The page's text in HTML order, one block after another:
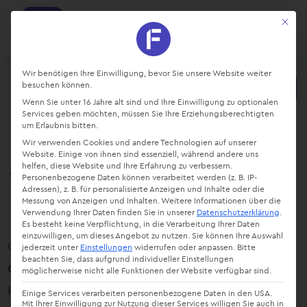
Projekte und Aufgaben managen
Kostenlos - Bei Google Play
Ansehen
Login
Kostenlose Projektvorlagen
für die Öffentliche Verwaltung
ObOZG 2.0 Umsetzungoder zum Thema
Organisation & Personal– mit den kostenlosen
Projekt-Vorlagen in factro kannst Du direkt starten.
Mit
Datenschutz-Präferenz
Wir benötigen Ihre Einwilligung, bevor Sie unsere Website weiter
besuchen können.
Wenn Sie unter 16 Jahre alt sind und Ihre Einwilligung zu optionalen
Services geben möchten, müssen Sie Ihre Erziehungsberechtigten
um Erlaubnis bitten.
Wir verwenden Cookies und andere Technologien auf unserer
Website. Einige von ihnen sind essenziell, während andere uns
helfen, diese Website und Ihre Erfahrung zu verbessern.
Personenbezogene Daten können verarbeitet werden (z. B. IP-
Adressen), z. B. für personalisierte Anzeigen und Inhalte oder die
Messung von Anzeigen und Inhalten.Weitere Informationen über die
Verwendung Ihrer Daten finden Sie in unserer Datenschutzerklärung.
Es besteht keine Verpflichtung, in die Verarbeitung Ihrer Daten
einzuwilligen, um dieses Angebot zu nutzen. Sie können Ihre Auswahl
jederzeit unter Einstellungen widerrufen oder anpassen. Bitte
beachten Sie, dass aufgrund individueller Einstellungen
möglicherweise nicht alle Funktionen der Website verfügbar sind.
Einige Services verarbeiten personenbezogene Daten in den USA.
Mit Ihrer Einwilligung zur Nutzung dieser Services willigen Sie auch in